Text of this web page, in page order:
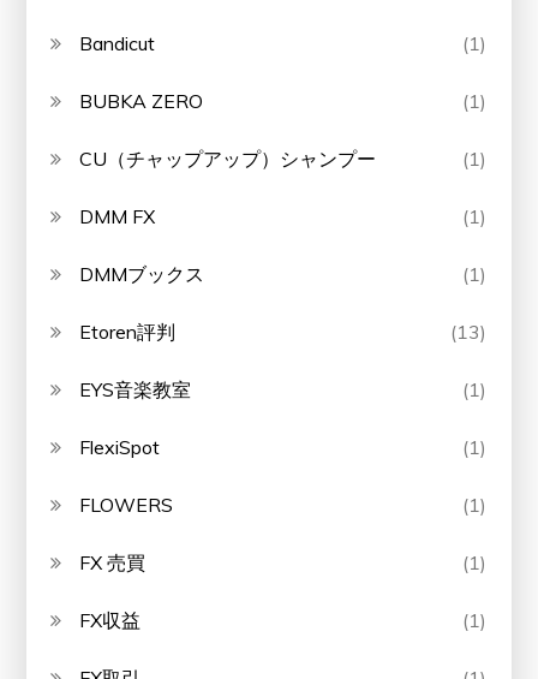
Bandicut (1)
BUBKA ZERO (1)
CU（チャップアップ）シャンプー (1)
DMM FX (1)
DMMブックス (1)
Etoren評判 (13)
EYS音楽教室 (1)
FlexiSpot (1)
FLOWERS (1)
FX 売買 (1)
FX収益 (1)